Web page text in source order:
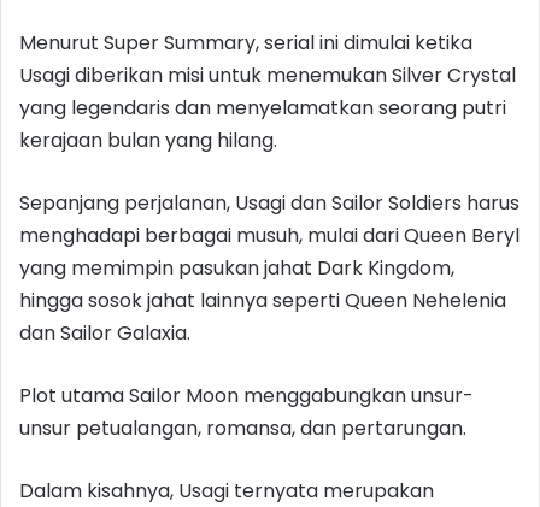
Menurut Super Summary, serial ini dimulai ketika
Usagi diberikan misi untuk menemukan Silver Crystal
yang legendaris dan menyelamatkan seorang putri
kerajaan bulan yang hilang.
Sepanjang perjalanan, Usagi dan Sailor Soldiers harus
menghadapi berbagai musuh, mulai dari Queen Beryl
yang memimpin pasukan jahat Dark Kingdom,
hingga sosok jahat lainnya seperti Queen Nehelenia
dan Sailor Galaxia.
Plot utama Sailor Moon menggabungkan unsur-
unsur petualangan, romansa, dan pertarungan.
Dalam kisahnya, Usagi ternyata merupakan